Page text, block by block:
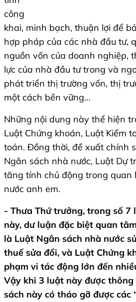
công
khai, minh bạch, thuận lợi để
hợp pháp của các nhà đầu tư,
nguồn vốn của doanh nghiệp,
lực của nhà đầu tư trong và
phát triển thị trường vốn, thị
một cách bền vững…
Những nội dung này thể hiện
Luật Chứng khoán, Luật Kiểm
toán. Đồng thời, đề xuất chính
Ngân sách nhà nước, Luật Dự
tăng tính chủ động trong quan
nước anh em.
- Thưa Thứ trưởng, trong số 7
này, dư luận đặc biệt quan
là Luật Ngân sách nhà nước
thuế sửa đổi, và Luật Chứng
phạm vi tác động lớn đến
Vậy khi 3 luật này được thông
sách này có tháo gỡ được các